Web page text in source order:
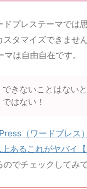
ドプレステーマでは
スタマイズできませ
は自由自在です。
できないことはない
ではない！
（ワードプレス
あるこれがヤバイ
でチェックしてみ